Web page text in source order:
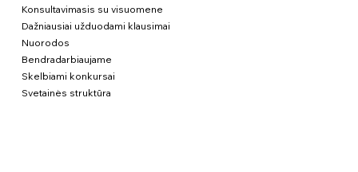
Konsultavimasis su visuomene
Dažniausiai užduodami klausimai
Nuorodos
Bendradarbiaujame
Skelbiami konkursai
Svetainės struktūra